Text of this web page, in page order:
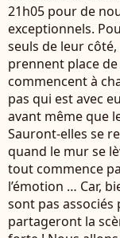
21h05 pour de
exceptionnels.
seuls de leur
prennent place de
commencent à
pas qui est avec
avant même que
Sauront-elles se
quand le mur se
tout commence
l’émotion … Car,
sont pas associés
partageront la